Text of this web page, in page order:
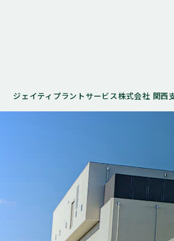
ジェイティプラントサービス株式会社 関西